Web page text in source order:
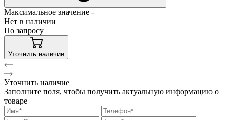
Максимальное значение -
Нет в наличии
По запросу
Уточнить наличие
Уточнить наличие
Заполните поля, чтобы получить актуальную информацию о
товаре